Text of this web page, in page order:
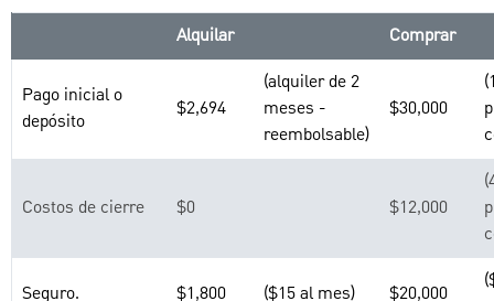
Alquilar Comprar
Pago inicial o
depósito
$2,694
(alquiler de 2
meses -
reembolsable)
$30,000
Costos de cierre $0 $12,000
Seguro. $1,800 ($15 al mes) $20,000